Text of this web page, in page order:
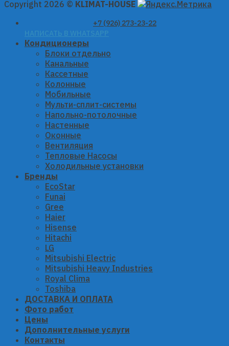
Copyright 2026 © KLIMAT-HOUSE
+7 (926) 273-23-22
НАПИСАТЬ В WHATSAPP
Кондиционеры
Блоки отдельно
Канальные
Кассетные
Колонные
Мобильные
Мульти-сплит-системы
Напольно-потолочные
Настенные
Оконные
Вентиляция
Тепловые Насосы
Холодильные установки
Бренды
EcoStar
Funai
Gree
Haier
Hisense
Hitachi
LG
Mitsubishi Electric
Mitsubishi Heavy Industries
Royal Clima
Toshiba
ДОСТАВКА И ОПЛАТА
Фото работ
Цены
Дополнительные услуги
Контакты